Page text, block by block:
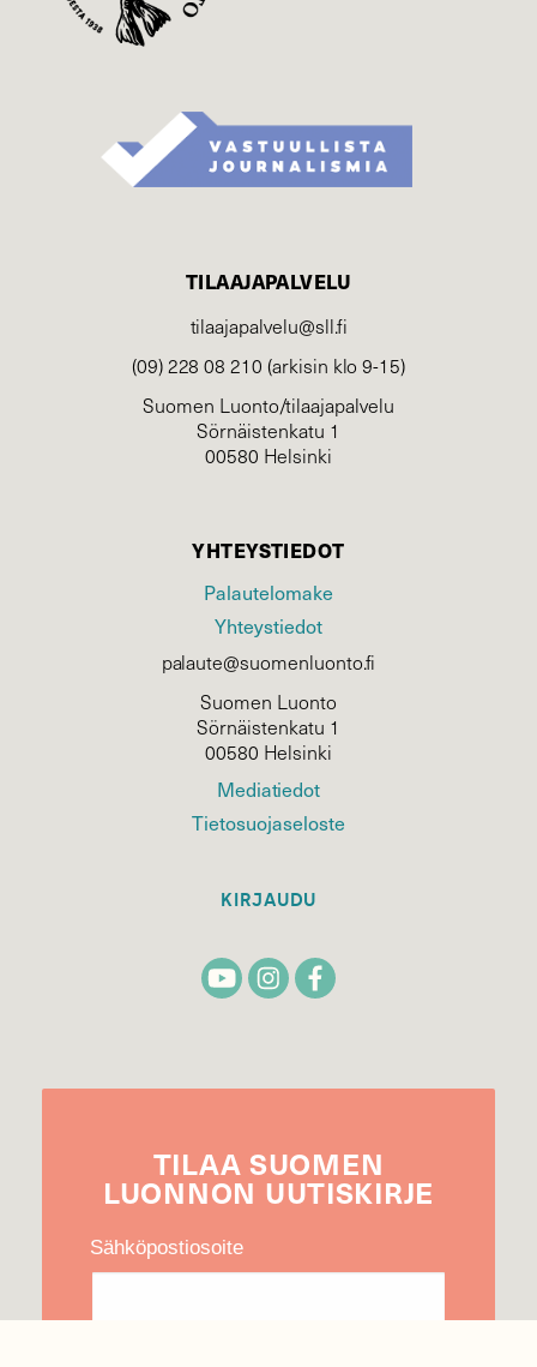
TILAAJAPALVELU
tilaajapalvelu@sll.fi
(09) 228 08 210 (arkisin klo 9-15)
Suomen Luonto/tilaajapalvelu
Sörnäistenkatu 1
00580 Helsinki
YHTEYSTIEDOT
Palautelomake
Yhteystiedot
palaute@suomenluonto.fi
Suomen Luonto
Sörnäistenkatu 1
00580 Helsinki
Mediatiedot
Tietosuojaseloste
KIRJAUDU
TILAA SUOMEN
LUONNON UUTIS­KIRJE
Sähköpostiosoite